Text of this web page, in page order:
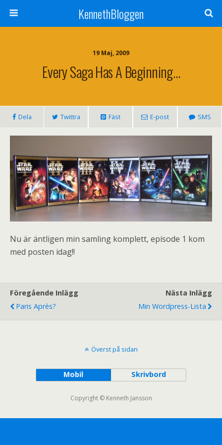
KennethBloggen
19 Maj, 2009
Every Saga Has A Beginning…
Dela Twittra Fäst E-post SMS
Nu är äntligen min samling komplett, episode 1 kom
med posten idag!!
Föregående Inlägg
Paris Après?
Nästa Inlägg
Min Wordpress-Lista
Överst på sidan
Mobil Skrivbord
Copyright © Kenneth Jansson